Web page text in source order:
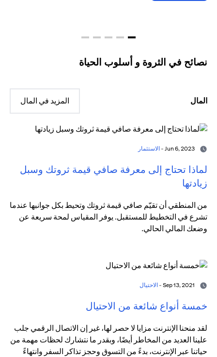
نصائح في الثروة و أسلوب الحياة
المال المزيد في المال
الاستثمار
لماذا تحتاج إلى معرفة صافي قيمة ثروتك وسبل
زيادتها
من المنطقي أن تقيّم صافي قيمة ثروتك وتحيط بكل جوانبها عندما
تشرع في التخطيط للمستقبل. يوفر المقياس لمحة سريعة عن
وضعك المالي الحالي.
الاحتيال
خمسة أنواع شائعة من الاحتيال
لقد منحنا الإنترنت مزايا لا حصر لها، غير إن الاتصال الرقمي جلب
علينا العديد من المخاطر أيضًا، وبقدر ما نتشارك لحظات مهمة من
حياتنا عبر الإنترنت، بدءً من التسوق وحجز تذاكر السفر وانتهاءً